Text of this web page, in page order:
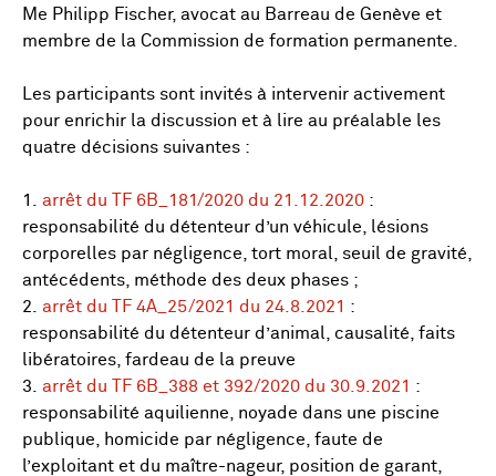
Me Philipp Fischer, avocat au Barreau de Genève et
membre de la Commission de formation permanente.
Les participants sont invités à intervenir activement
pour enrichir la discussion et à lire au préalable les
quatre décisions suivantes :
1. arrêt du TF 6B_181/2020 du 21.12.2020 :
responsabilité du détenteur d’un véhicule, lésions
corporelles par négligence, tort moral, seuil de gravité,
antécédents, méthode des deux phases ;
2. arrêt du TF 4A_25/2021 du 24.8.2021 :
responsabilité du détenteur d’animal, causalité, faits
libératoires, fardeau de la preuve
3. arrêt du TF 6B_388 et 392/2020 du 30.9.2021 :
responsabilité aquilienne, noyade dans une piscine
publique, homicide par négligence, faute de
l’exploitant et du maître-nageur, position de garant,